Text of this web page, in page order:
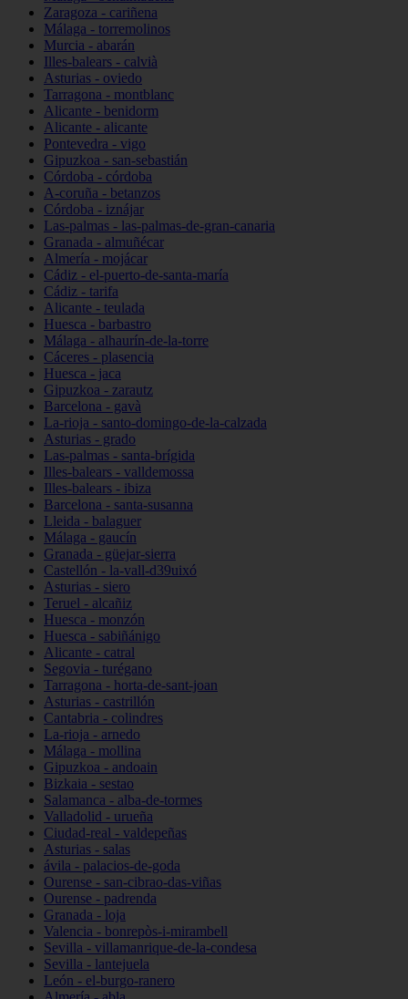
Zaragoza - cariñena
Málaga - torremolinos
Murcia - abarán
Illes-balears - calvià
Asturias - oviedo
Tarragona - montblanc
Alicante - benidorm
Alicante - alicante
Pontevedra - vigo
Gipuzkoa - san-sebastián
Córdoba - córdoba
A-coruña - betanzos
Córdoba - iznájar
Las-palmas - las-palmas-de-gran-canaria
Granada - almuñécar
Almería - mojácar
Cádiz - el-puerto-de-santa-maría
Cádiz - tarifa
Alicante - teulada
Huesca - barbastro
Málaga - alhaurín-de-la-torre
Cáceres - plasencia
Huesca - jaca
Gipuzkoa - zarautz
Barcelona - gavà
La-rioja - santo-domingo-de-la-calzada
Asturias - grado
Las-palmas - santa-brígida
Illes-balears - valldemossa
Illes-balears - ibiza
Barcelona - santa-susanna
Lleida - balaguer
Málaga - gaucín
Granada - güejar-sierra
Castellón - la-vall-d39uixó
Asturias - siero
Teruel - alcañiz
Huesca - monzón
Huesca - sabiñánigo
Alicante - catral
Segovia - turégano
Tarragona - horta-de-sant-joan
Asturias - castrillón
Cantabria - colindres
La-rioja - arnedo
Málaga - mollina
Gipuzkoa - andoain
Bizkaia - sestao
Salamanca - alba-de-tormes
Valladolid - urueña
Ciudad-real - valdepeñas
Asturias - salas
ávila - palacios-de-goda
Ourense - san-cibrao-das-viñas
Ourense - padrenda
Granada - loja
Valencia - bonrepòs-i-mirambell
Sevilla - villamanrique-de-la-condesa
Sevilla - lantejuela
León - el-burgo-ranero